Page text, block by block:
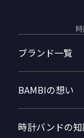
ブランド一覧
BAMBIの想い
時計バンドの